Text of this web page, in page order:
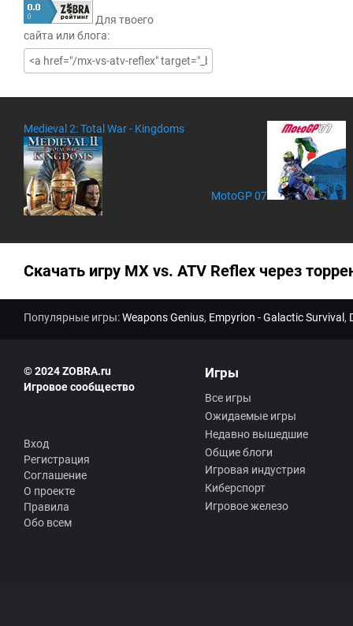
е
к
у
щ
а
я
ц
к
а
0
.
0
Для твоего
сайта или блога:
Medieval 2: Total War - Kingdoms
MotoGP 07
Скачать игру MX vs. ATV Reflex через
Популярные игры:Weapons Genius, Empyrion - Galactic Survival,
© 2024 ZOBRA.ru
Игровое сообщество
Вход
Регистрация
Соглашение
О проекте
Правила
Обо всем
Игры
Все игры
Ожидаемые игры
Недавно вышедшие
Общие блоги
Игровая индустрия
Киберспорт
Игровое железо